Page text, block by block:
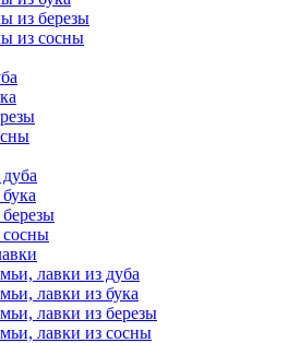
из березы
из сосны
сосны
лавки из дуба
лавки из бука
лавки из березы
лавки из сосны